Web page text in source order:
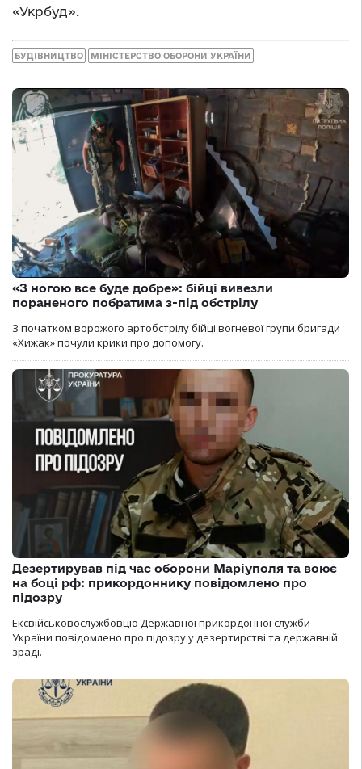
«Укрбуд».
БУДІВНИЦТВО МІНІСТЕРСТВО ОБОРОНИ УКРАЇНИ
«З ногою все буде добре»: бійці вивезли
пораненого побратима з-під обстрілу
З початком ворожого артобстрілу бійці вогневої групи бригади
«Хижак» почули крики про допомогу.
Дезертирував під час оборони Маріуполя та воює
на боці рф: прикордоннику повідомлено про
підозру
Ексвійськовослужбовцю Державної прикордонної служби
України повідомлено про підозру у дезертирстві та державній
зраді.